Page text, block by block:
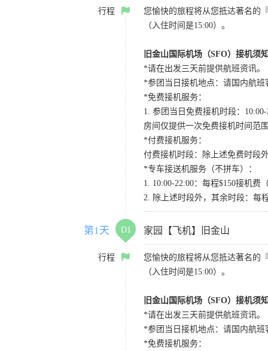
行程
您愉快的旅程将从您抵达著名的
（入住时间是15:00）。
旧金山国际机场（SFO）接机须
*请在出发三天前提供航班资讯。
*参团当日接机地点：请国内航班
*免费接机服务：
1. 参团当日免费接机时段：
房间仅提供一次免费接机时间范
*付费接机服务：
付费接机时段：除上述免费时段
*专车接送机服务（不拼车）：
1. 10:00-22:00：每程$150接机
2. 除上述时段外，其余时段：每
第1天 D1 家园【飞机】旧金山
行程
您愉快的旅程将从您抵达著名的
（入住时间是15:00）。
旧金山国际机场（SFO）接机须
*请在出发三天前提供航班资讯。
*参团当日接机地点：请国内航班
*免费接机服务：